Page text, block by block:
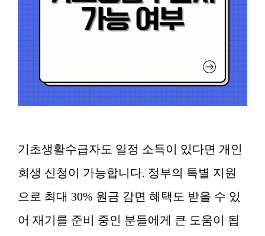
기초생활수급자도 일정 소득이 있다면 개인
회생 신청이 가능합니다. 정부의 특별 지원
으로 최대 30% 원금 감면 혜택도 받을 수 있
어 재기를 준비 중인 분들에게 큰 도움이 됩